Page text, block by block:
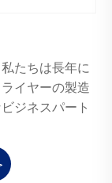
たちは長年に
イヤーの製造
ジネスパート